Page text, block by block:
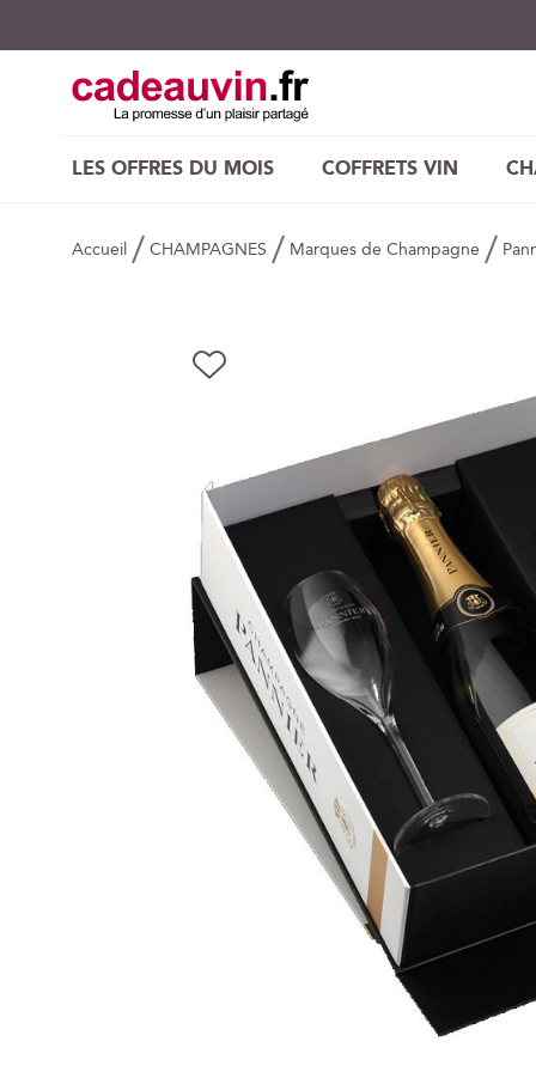
LES OFFRES DU MOIS COFFRETS VIN
Accueil CHAMPAGNES Marques de Champagne
D’ENVIE